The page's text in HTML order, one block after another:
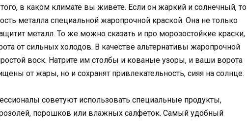
того, в каком климате вы живете. Если он жаркий и солнечный, то
металла специальной жаропрочной краской. Она не только
металл. То же можно сказать и про морозостойкие краски,
от сильных холодов. В качестве альтернативы жаропрочной
воск. Натрите им столбы и кованые узоры, и ваши ворота
от жары, но и сохранят привлекательность, сияя на солнце.
советуют использовать специальные продукты,
порошков или влажных салфеток. Самый удобный